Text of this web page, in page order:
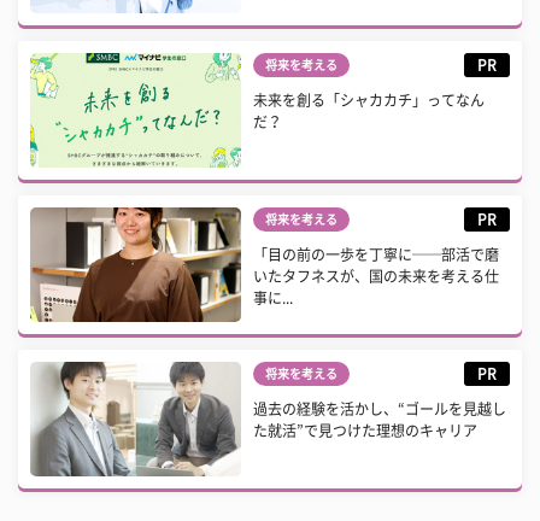
将来を考える PR
未来を創る「シャカカチ」ってなん
だ？
将来を考える PR
「目の前の一歩を丁寧に──部活で磨
いたタフネスが、国の未来を考える仕
事に...
将来を考える PR
過去の経験を活かし、“ゴールを見越し
た就活”で見つけた理想のキャリア